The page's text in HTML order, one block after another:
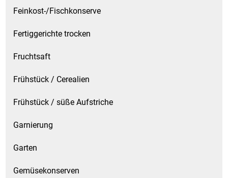
Spirituosen
Tee
Teigwaren
Textilien
Tischbereich
Feinkost-/Fischkonserve
Fertiggerichte trocken
Fruchtsaft
Frühstück / Cerealien
Frühstück / süße Aufstriche
Garnierung
Garten
Gemüsekonserven